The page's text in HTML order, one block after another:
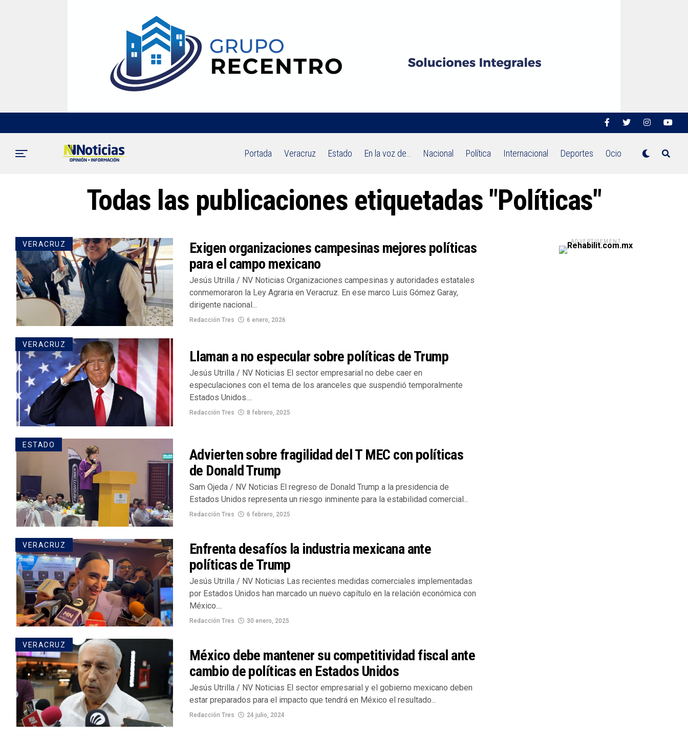
Portada Veracruz Estado En la voz de… Nacional Política Internacional Deportes Ocio
Todas las publicaciones etiquetadas "Políticas"
VERACRUZ
Exigen organizaciones campesinas mejores políticas
para el campo mexicano
Jesús Utrilla / NV Noticias Organizaciones campesinas y autoridades estatales
conmemoraron la Ley Agraria en Veracruz. En ese marco Luis Gómez Garay,
dirigente nacional...
Redacción Tres 6 enero, 2026
VERACRUZ
Llaman a no especular sobre políticas de Trump
Jesús Utrilla / NV Noticias El sector empresarial no debe caer en
especulaciones con el tema de los aranceles que suspendió temporalmente
Estados Unidos....
Redacción Tres 8 febrero, 2025
ESTADO
Advierten sobre fragilidad del T MEC con políticas
de Donald Trump
Sam Ojeda / NV Noticias El regreso de Donald Trump a la presidencia de
Estados Unidos representa un riesgo inminente para la estabilidad comercial...
Redacción Tres 6 febrero, 2025
VERACRUZ
Enfrenta desafíos la industria mexicana ante
políticas de Trump
Jesús Utrilla / NV Noticias Las recientes medidas comerciales implementadas
por Estados Unidos han marcado un nuevo capítulo en la relación económica con
México....
Redacción Tres 30 enero, 2025
VERACRUZ
México debe mantener su competitividad fiscal ante
cambio de políticas en Estados Unidos
Jesús Utrilla / NV Noticias El sector empresarial y el gobierno mexicano deben
estar preparados para el impacto que tendrá en México el resultado...
Redacción Tres 24 julio, 2024
ADVERTISEMENT